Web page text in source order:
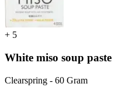
+ 5
White miso soup paste
Clearspring - 60 Gram